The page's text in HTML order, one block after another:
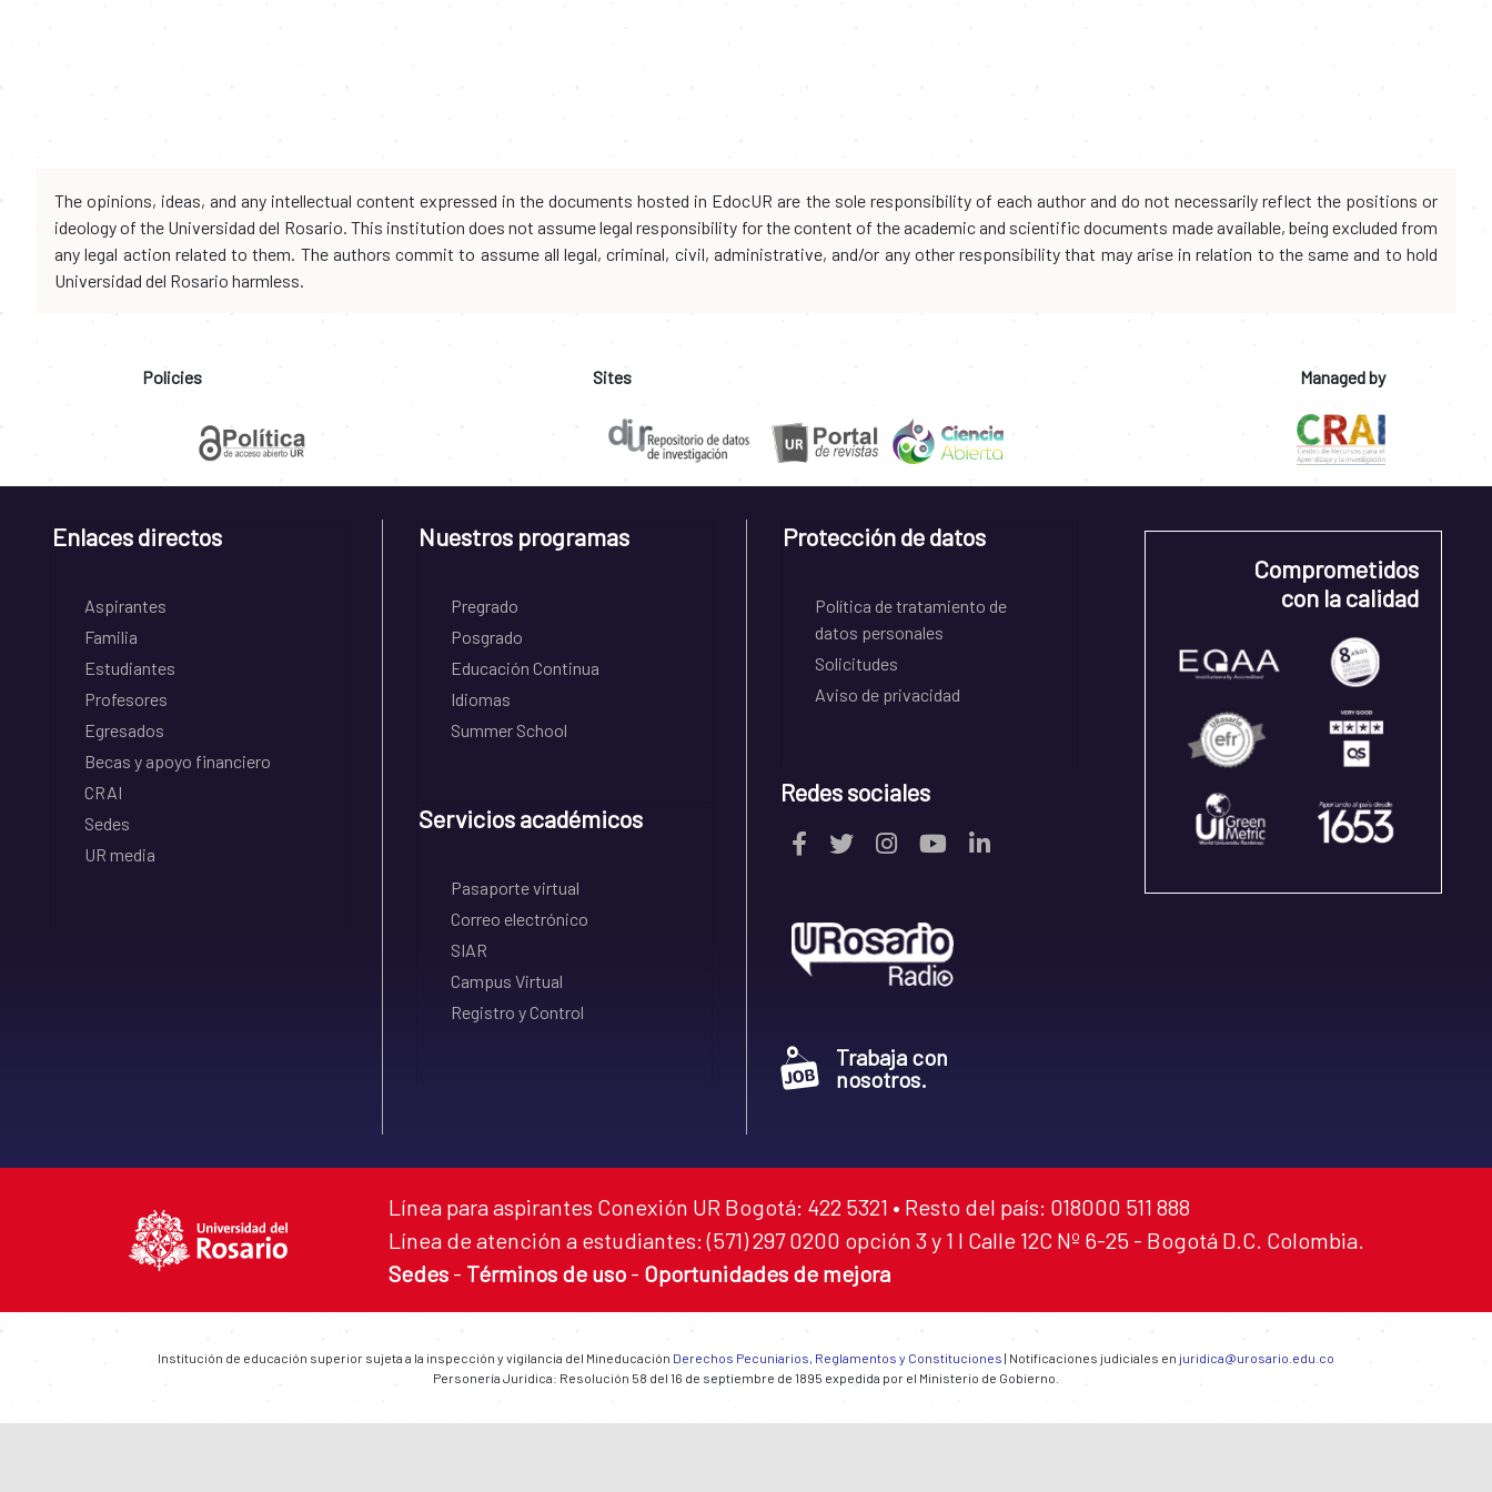
The opinions, ideas, and any intellectual content expressed in the documents hosted in EdocUR are the sole responsibility of each author and do not necessarily reflect the positions or
ideology of the Universidad del Rosario. This institution does not assume legal responsibility for the content of the academic and scientific documents made available, being excluded from
any legal action related to them. The authors commit to assume all legal, criminal, civil, administrative, and/or any other responsibility that may arise in relation to the same and to hold
Universidad del Rosario harmless.
Policies Sites Managed by
Enlaces directos
Aspirantes
Familia
Estudiantes
Profesores
Egresados
Becas y apoyo financiero
CRAI
Sedes
UR media
Nuestros programas
Pregrado
Posgrado
Educación Continua
Idiomas
Summer School
Servicios académicos
Pasaporte virtual
Correo electrónico
SIAR
Campus Virtual
Registro y Control
Protección de datos
Política de tratamiento de
datos personales
Solicitudes
Aviso de privacidad
Redes sociales
Trabaja con
nosotros.
Comprometidos
con la calidad
Línea para aspirantes Conexión UR Bogotá: 422 5321 • Resto del país: 018000 511 888
Línea de atención a estudiantes: (571) 297 0200 opción 3 y 1 I Calle 12C Nº 6-25 - Bogotá D.C. Colombia.
Sedes - Términos de uso - Oportunidades de mejora
Institución de educación superior sujeta a la inspección y vigilancia del Mineducación Derechos Pecuniarios, Reglamentos y Constituciones | Notificaciones judiciales en juridica@urosario.edu.co
Personería Jurídica: Resolución 58 del 16 de septiembre de 1895 expedida por el Ministerio de Gobierno.